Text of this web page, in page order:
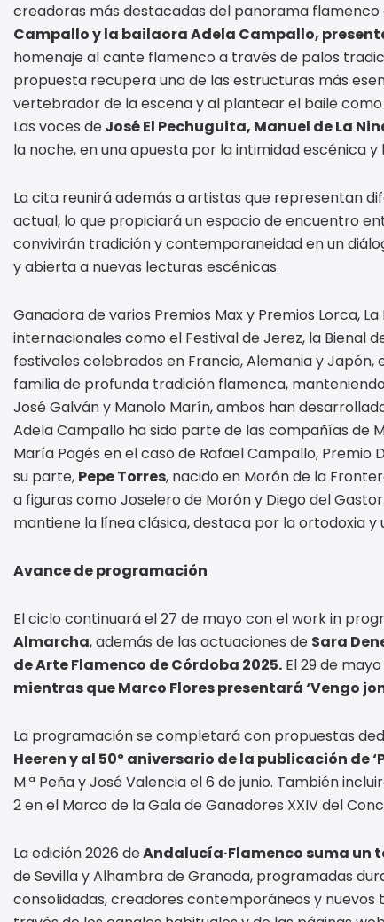
creadoras más destacadas del panorama flamenco
Campallo y la bailaora Adela Campallo,
homenaje al cante flamenco a través de palos
propuesta recupera una de las estructuras más
vertebrador de la escena y al plantear el baile
Las voces deJosé El Pechuguita, Manuel de La
la noche, en una apuesta por la intimidad escénica
La cita reunirá además a artistas que representan
actual, lo que propiciará un espacio de encuentro
convivirán tradición y contemporaneidad en un
y abierta a nuevas lecturas escénicas.
Ganadora de varios Premios Max y Premios Lorca,
internacionales como el Festival de Jerez, la Bienal
festivales celebrados en Francia, Alemania y
familia de profunda tradición flamenca,
José Galván y Manolo Marín, ambos han
Adela Campallo ha sido parte de las compañías de
María Pagés en el caso de Rafael Campallo, Premio
su parte, Pepe Torres, nacido en Morón de la
a figuras como Joselero de Morón y Diego del
mantiene la línea clásica, destaca por la ortodoxia
Avance de programación
El ciclo continuará el 27 de mayo con el work in
Almarcha, además de las actuaciones de Sara
de Arte Flamenco de Córdoba 2025. El 29 de
mientras que Marco Flores presentará ‘Vengo
La programación se completará con propuestas
Heeren y al 50º aniversario de la publicación de
M.ª Peña y José Valencia el 6 de junio. También
2 en el Marco de la Gala de Ganadores XXIV del
La edición 2026 deAndalucía·Flamenco suma
de Sevilla y Alhambra de Granada, programadas
consolidadas, creadores contemporáneos y